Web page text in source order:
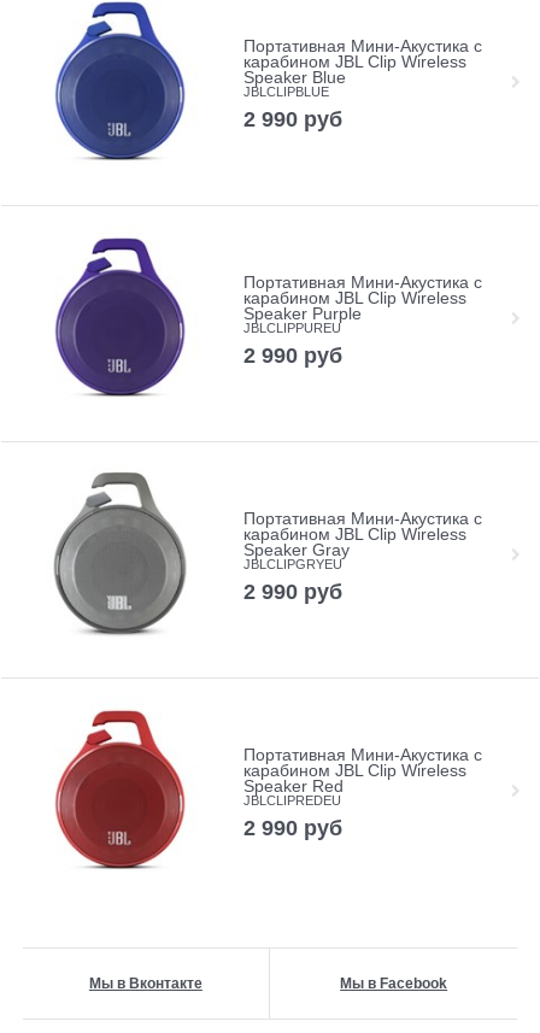
Портативная Мини-Акустика с
карабином JBL Clip Wireless
Speaker Blue
JBLCLIPBLUE
2 990 руб
Портативная Мини-Акустика с
карабином JBL Clip Wireless
Speaker Purple
JBLCLIPPUREU
2 990 руб
Портативная Мини-Акустика с
карабином JBL Clip Wireless
Speaker Gray
JBLCLIPGRYEU
2 990 руб
Портативная Мини-Акустика с
карабином JBL Clip Wireless
Speaker Red
JBLCLIPREDEU
2 990 руб
Мы в Вконтакте Мы в Facebook